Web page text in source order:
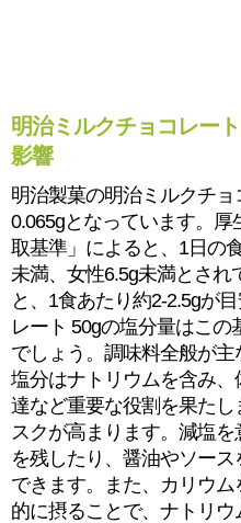
明治ミルクチョコレー
影響
明治製菓の明治ミルクチ
0.065gとなっています。
取基準」によると、1日の
未満、女性6.5g未満とされ
と、1食あたり約2-2.5gが
レート 50gの塩分量はこ
でしょう。調味料全般が主
塩分はナトリウムを含み
達など重要な役割を果た
スクが高まります。減塩
を残したり、醤油やソー
できます。また、カリウ
的に摂ることで、ナトリ